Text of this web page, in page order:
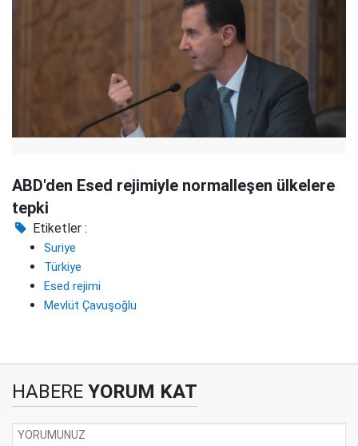
ABD'den Esed rejimiyle normalleşen ülkelere
tepki
Etiketler :
Suriye
Türkiye
Esed rejimi
Mevlüt Çavuşoğlu
HABERE YORUM KAT